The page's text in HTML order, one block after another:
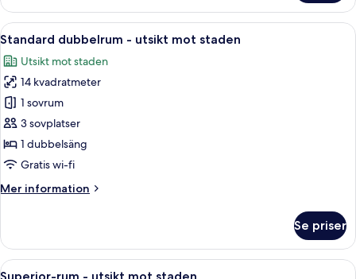
Only
Double
Room
with
view,
Staircase
Only
Öppna
alla
foton
för
Standard
dubbelrum
-
utsikt
staden
Ett hotellrum med en säng, ett
5
Standard dubbelrum - utsikt mot staden
Utsikt mot staden
14 kvadratmeter
1 sovrum
3 sovplatser
1 dubbelsäng
Gratis wi-fi
Mer information
Mer
dubbelrum
utsikt
Se priser
Öppna
Ett fönster med blommiga gardiner
4